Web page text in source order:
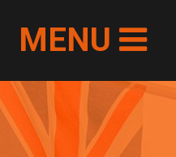
MENU